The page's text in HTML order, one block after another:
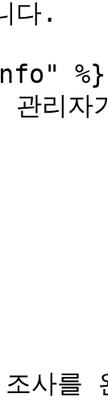
다.
%}
관리
사를